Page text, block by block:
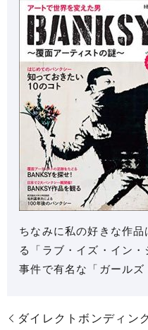
ちなみに私の好きな作
る「ラブ・イズ・イン
事件で有名な「ガール
ダイレクトボンディン